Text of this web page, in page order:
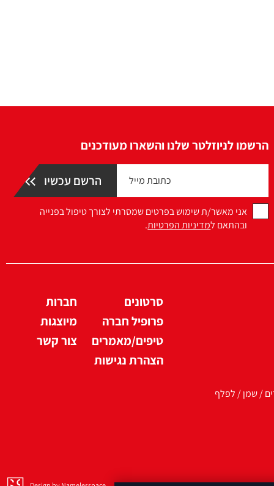
הרשמו לניוזלטר שלנו והשארו מעודכנים
אני מאשר/ת שימוש בפרטים שמסרתי לצורך טיפול בפנייה
ובהתאם למדיניות הפרטיות.
/ שמן / לפלף
סרטונים
פרופיל חברה
טיפים/מאמרים
הצהרת נגישות
חברות
מיוצגות
צור קשר